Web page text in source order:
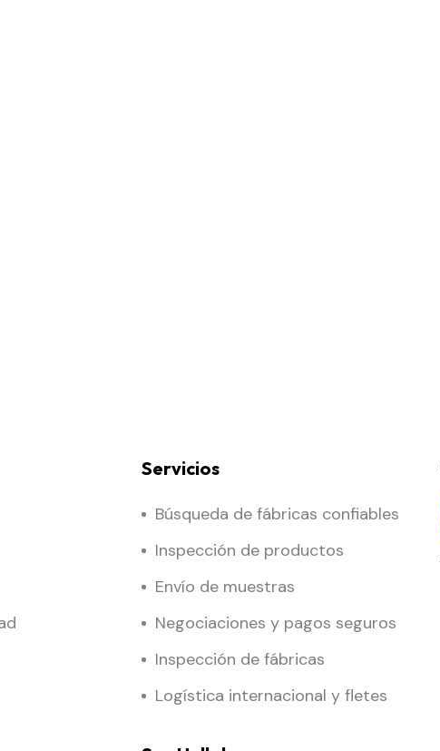
Servicios
Búsqueda de fábricas confiables
Inspección de productos
Envío de muestras
Negociaciones y pagos seguros
Inspección de fábricas
Logística internacional y fletes